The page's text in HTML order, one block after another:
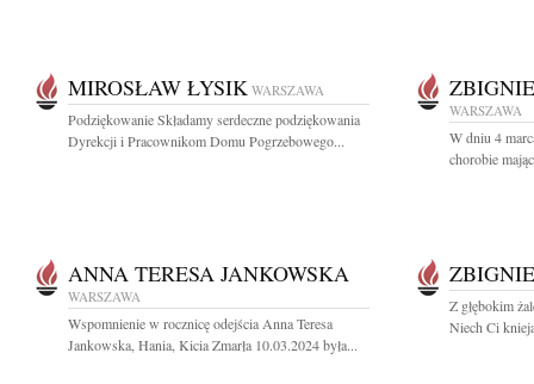
MIROSŁAW ŁYSIK WARSZAWA
Podziękowanie Składamy serdeczne podziękowania
Dyrekcji i Pracownikom Domu Pogrzebowego...
WARSZAWA
W dniu 4
chorobie
ANNA TERESA JANKOWSKA
WARSZAWA
Wspomnienie w rocznicę odejścia Anna Teresa
Jankowska, Hania, Kicia Zmarła 10.03.2024 była...
Z głębokim
Niech Ci